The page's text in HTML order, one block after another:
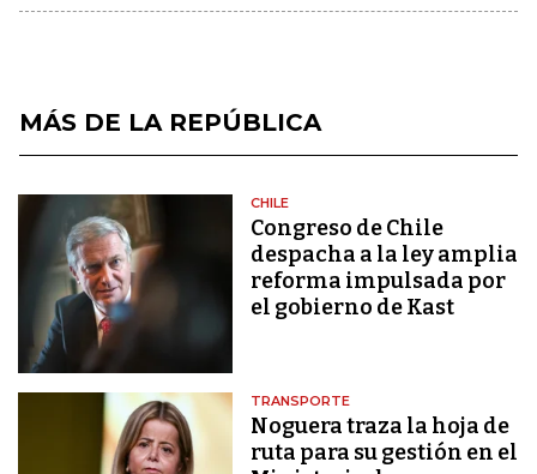
MÁS DE LA REPÚBLICA
CHILE
Congreso de Chile
despacha a la ley amplia
reforma impulsada por
el gobierno de Kast
TRANSPORTE
Noguera traza la hoja de
ruta para su gestión en el